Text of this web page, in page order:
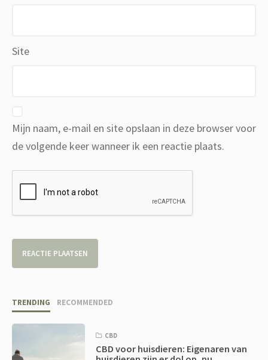
Site
Mijn naam, e-mail en site opslaan in deze browser voor
de volgende keer wanneer ik een reactie plaats.
TRENDING RECOMMENDED
CBD
CBD voor huisdieren: Eigenaren van